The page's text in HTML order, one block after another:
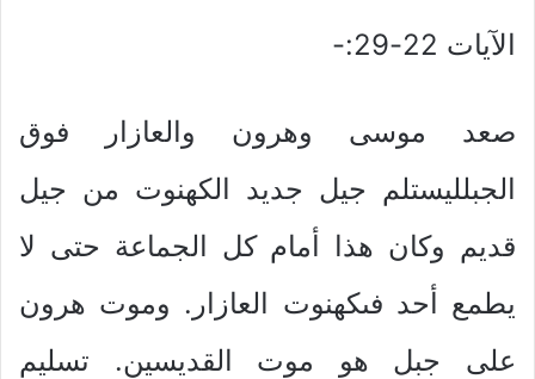
الآيات 22-29:-
صعد موسى وهرون والعازار فوق
الجبلليستلم جيل جديد الكهنوت من جيل
قديم وكان هذا أمام كل الجماعة حتى لا
يطمع أحد فىكهنوت العازار. وموت هرون
على جبل هو موت القديسين. تسليم